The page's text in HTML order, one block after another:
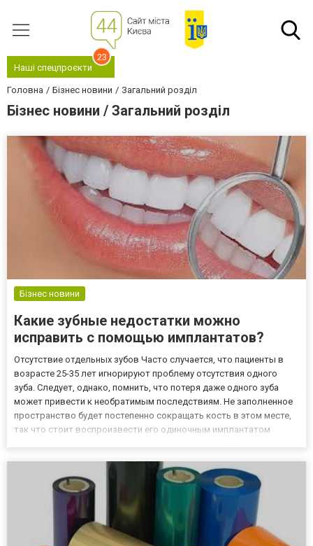
Наші спецпроєкти
23
Головна Бізнес новини Загальний розділ
Бізнес новини / Загальний розділ
Бізнес новини
Какие зубные недостатки можно
исправить с помощью имплантатов?
Отсутствие отдельных зубов Часто случается, что пациенты в
возрасте 25-35 лет игнорируют проблему отсутствия одного
зуба. Следует, однако, помнить, что потеря даже одного зуба
может привести к необратимым последствиям. Не заполненное
пространство будет постепенно сокращать кость в этом месте,
так что стоит воспроизвести его одиночным имплантатом